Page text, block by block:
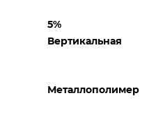
5%
Вертикальная
Металлополимер